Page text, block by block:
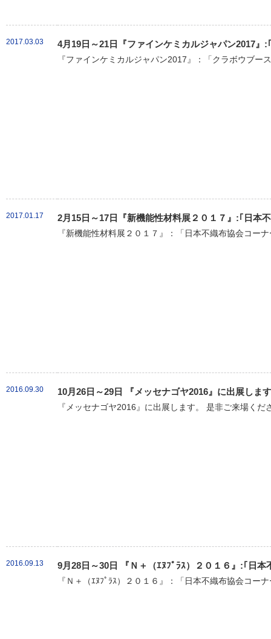
2017.03.03 4月19日～21日『ファインケミカルジャパン2017』
『ファインケミカルジャパン2017』：「クラボウブ
2017.01.17 2月15日～17日『新機能性材料展２０１７』:｢日本
『新機能性材料展２０１７』：「日本不織布協会コー
2016.09.30 10月26日～29日 『メッセナゴヤ2016』に出展します
『メッセナゴヤ2016』に出展します。 是非ご来場
2016.09.13 9月28日～30日 『Ｎ＋（ｴﾇﾌﾟﾗｽ）２０１６』:｢日
『Ｎ＋（ｴﾇﾌﾟﾗｽ）２０１６』：「日本不織布協会コー